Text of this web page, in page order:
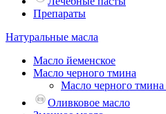
Препараты
Натуральные масла
Масло йеменское
Масло черного тмина
Масло черного тмина
Оливковое масло